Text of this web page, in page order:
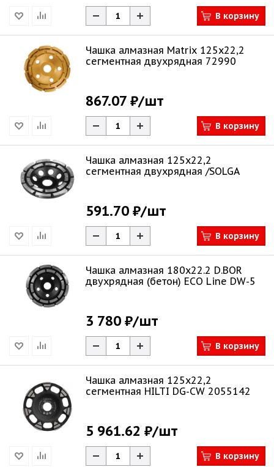
В корзину
Чашка алмазная Matrix 125х22,2
сегментная двухрядная 72990
867.07 ₽/шт
В корзину
Чашка алмазная 125х22,2
сегментная двухрядная /SOLGA
591.70 ₽/шт
В корзину
Чашка алмазная 180х22.2 D.BOR
двухрядная (бетон) ECO Line DW-5
3 780 ₽/шт
В корзину
Чашка алмазная 125х22,2
сегментная HILTI DG-CW 2055142
5 961.62 ₽/шт
В корзину